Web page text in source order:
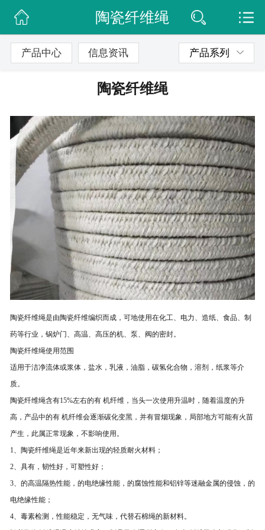
网站首页
公司简介
联系我们
陶瓷纤维绳
产品中心 信息资讯 产品系列
陶瓷纤维绳
陶瓷纤维绳是由陶瓷纤维编织而成，可地使用在化工、电力、造纸、食品、制
药等行业，锅炉门、高温、高压的机、泵、阀的密封。
陶瓷纤维绳使用范围
适用于洁净流体或浆体，盐水，乳液，油脂，碳氢化合物，溶剂，纸浆等介
质。
陶瓷纤维绳含有15%左右的有 机纤维，当头一次使用升温时，随着温度的升
高，产品中的有 机纤维会逐渐碳化变黑，并有冒烟现象，局部地方可能有火苗
产生，此属正常现象，不影响使用。
1、陶瓷纤维绳是近年来新出现的轻质耐火材料；
2、具有，韧性好，可塑性好；
3、的高温隔热性能，的电绝缘性能，的腐蚀性能和铝锌等迷融金属的侵蚀，的
电绝缘性能；
4、毒素检测，性能稳定，无气味，代替石棉绳的新材料。